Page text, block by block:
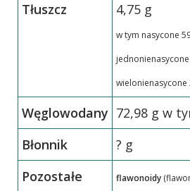
Tłuszcz
4,75 g
w tym nasycone
wielonienasycone
Węglowodany 72,98 g w
Błonnik
? g
Pozostałe
flawonoidy